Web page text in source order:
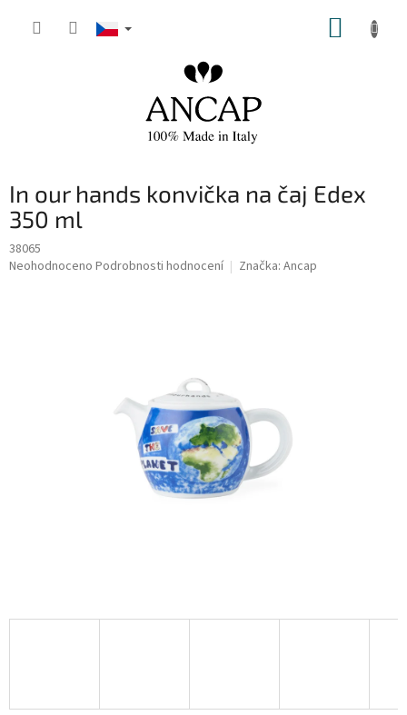
In our hands konvička na čaj Edex
350 ml
38065
Průměrné
Neohodnoceno Podrobnosti hodnocení Značka: Ancap